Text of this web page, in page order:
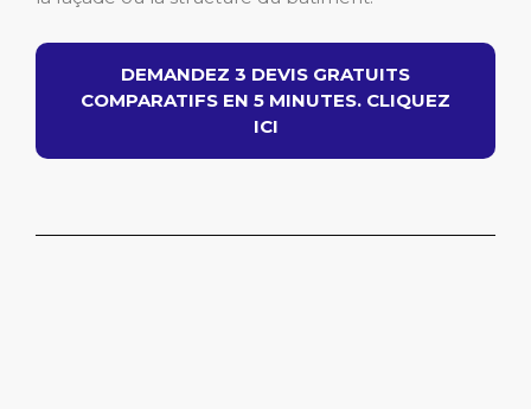
DEMANDEZ 3 DEVIS GRATUITS
COMPARATIFS EN 5 MINUTES. CLIQUEZ
ICI